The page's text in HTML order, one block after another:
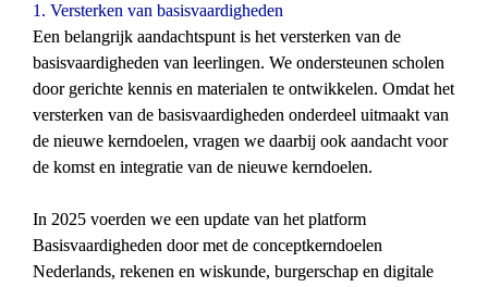
1. Versterken van basisvaardigheden
Een belangrijk aandachtspunt is het versterken van de
basisvaardigheden van leerlingen. We ondersteunen scholen
door gerichte kennis en materialen te ontwikkelen. Omdat het
versterken van de basisvaardigheden onderdeel uitmaakt van
de nieuwe kerndoelen, vragen we daarbij ook aandacht voor
de komst en integratie van de nieuwe kerndoelen.
In 2025 voerden we een update van het platform
Basisvaardigheden door met de conceptkerndoelen
Nederlands, rekenen en wiskunde, burgerschap en digitale